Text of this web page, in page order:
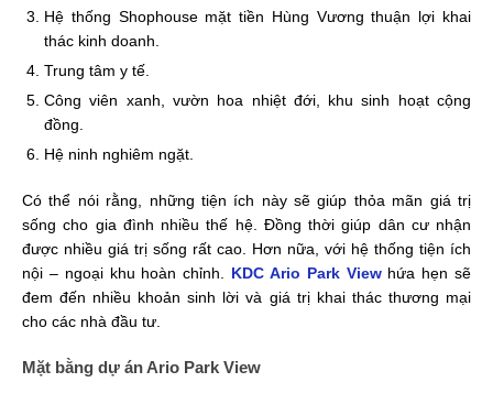
Hệ thống Shophouse mặt tiền Hùng Vương thuận lợi khai
thác kinh doanh.
Trung tâm y tế.
Công viên xanh, vườn hoa nhiệt đới, khu sinh hoạt cộng
đồng.
Hệ ninh nghiêm ngặt.
Có thể nói rằng, những tiện ích này sẽ giúp thỏa mãn giá trị
sống cho gia đình nhiều thế hệ. Đồng thời giúp dân cư nhận
được nhiều giá trị sống rất cao. Hơn nữa, với hệ thống tiện ích
nội – ngoại khu hoàn chỉnh. KDC Ario Park View hứa hẹn sẽ
đem đến nhiều khoản sinh lời và giá trị khai thác thương mại
cho các nhà đầu tư.
Mặt bằng dự án Ario Park View